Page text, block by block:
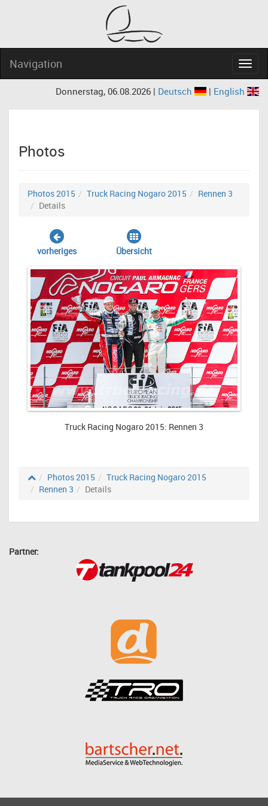
Navigation
Donnerstag, 06.08.2026 | Deutsch | English
Photos
Photos 2015 Truck Racing Nogaro 2015
Rennen 3
Details
vorheriges Übersicht
Truck Racing Nogaro 2015: Rennen 3
Photos 2015
Truck Racing Nogaro 2015
Rennen 3
Details
Partner: